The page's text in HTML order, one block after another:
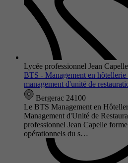
Lycée professionnel Jean Capelle
BTS - Management en
management d'unité de
Bergerac 24100
Le BTS Management en
Management d'Unité de
professionnel Jean Capelle
opérationnels du s…